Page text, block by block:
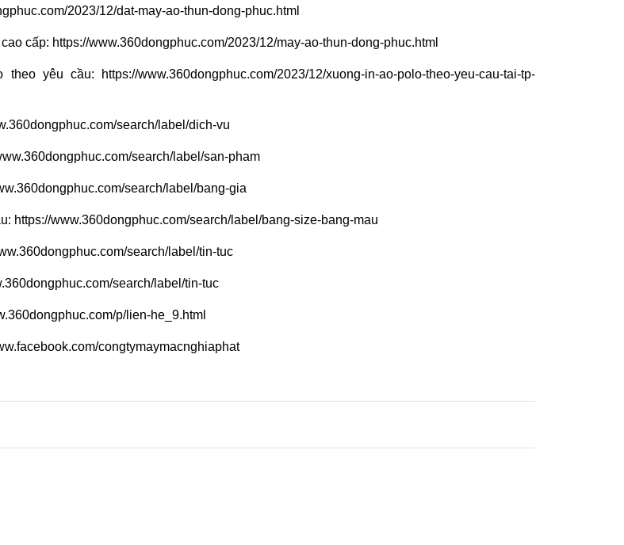
2023/12/dat-may-ao-thun-dong-phuc.html
cấp: https://www.360dongphuc.com/2023/12/may-ao-thun-dong-phuc.html
theo yêu cầu:
https://www.360dongphuc.com/2023/12/xuong-in-ao-polo-theo-yeu-cau-tai-tp-
search/label/dich-vu
search/label/san-pham
search/label/bang-gia
https://www.360dongphuc.com/search/label/bang-size-bang-mau
search/label/tin-tuc
search/label/tin-tuc
p/lien-he_9.html
congtymaymacnghiaphat